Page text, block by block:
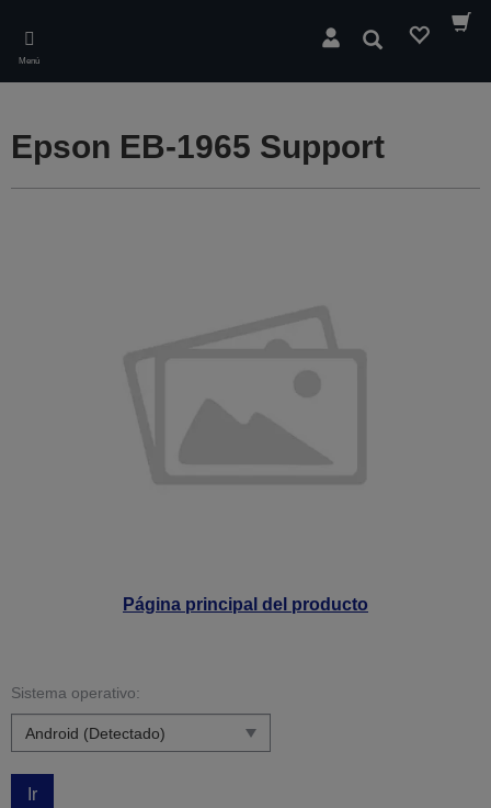
main
content
Menú
Buscar
Página principal del producto
Epson EB-1965 Support
Sistema operativo:
Ir